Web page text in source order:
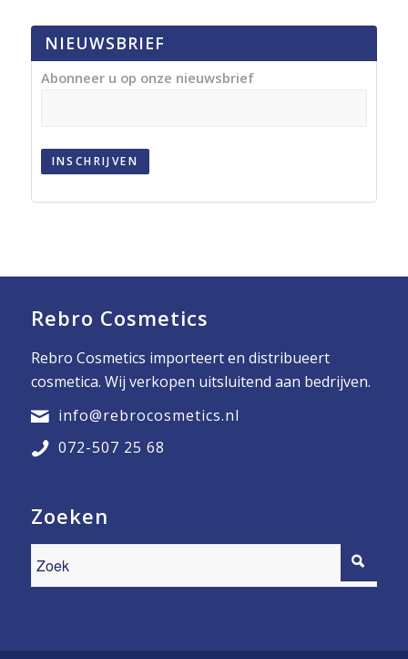
NIEUWSBRIEF
Abonneer u op onze nieuwsbrief
INSCHRIJVEN
Rebro Cosmetics
Rebro Cosmetics importeert en distribueert
cosmetica. Wij verkopen uitsluitend aan bedrijven.
info@rebrocosmetics.nl
072-507 25 68
Zoeken